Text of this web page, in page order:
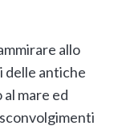
allo
delle antiche
mare ed